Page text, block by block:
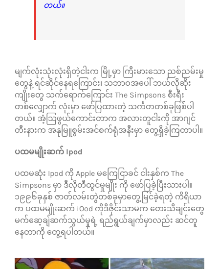
တယ်။
မျက်လုံးသုံးလုံးရှိတဲ့ငါးက မြို့မှာ ကြီးမားသော ညစ်ညမ်းမှု
တွေနဲ့ ရင်ဆိုင်နေရကြောင်း၊ သဘာဝအပေါ် ဘယ်လိုဆိုး
ကျိုးတွေ သက်ရောက်ကြောင်း The Simpsons စီးရီး
တစ်လျှောက် လုံးမှာ ဖော်ပြထားတဲ့ သင်္ကတတစ်ခုဖြစ််ပါ
တယ်။ အံ့သြဖွယ်ကောင်းတာက အလားတူငါးကို အာဂျင်
တီးနားက အနုမြူစွမ်းအင်စက်ရုံအနီးမှာ တွေ့ရှိခဲ့ကြတာပါ။
ပထမမျိုးဆက် Ipod
ပထမဆုံး Ipod ကို Apple မကြေငြာခင် ငါးနှစ်က The
Simpsons မှာ ဒီလိုတီထွင်မှုမျိုး ကို ဖော်ပြခဲ့ပြီးသားပါ။
၁၉၉၆ခုနှစ် ဇာတ်လမ်းတွဲတစ်ခုမှာတွေ့မြင်ခဲ့ရတဲ့ ကိရိယာ
က ပထမမျိုးဆက် iOod ကိုဒီဇိုင်းသာမက တေးသီချင်းတွေ
မက်ဆေ့ချ်ဆက်သွယ်မှုရဲ့ ရည်ရွယ်ချက်မှာလည်း ဆင်တူ
နေတာကို တွေ့ရပါတယ်။